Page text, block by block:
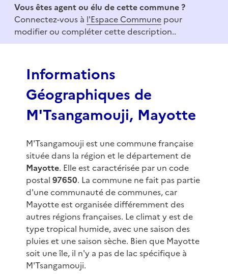
f
Vous êtes agent ou élu de cette commune ?
Connectez-vous à l'Espace Commune pour
modifier ou compléter cette description..
Informations
Géographiques de
M'Tsangamouji, Mayotte
M'Tsangamouji est une commune française
située dans la région et le département de
Mayotte. Elle est caractérisée par un code
postal 97650. La commune ne fait pas partie
d'une communauté de communes, car
Mayotte est organisée différemment des
autres régions françaises. Le climat y est de
type tropical humide, avec une saison des
pluies et une saison sèche. Bien que Mayotte
soit une île, il n'y a pas de lac spécifique à
M'Tsangamouji.